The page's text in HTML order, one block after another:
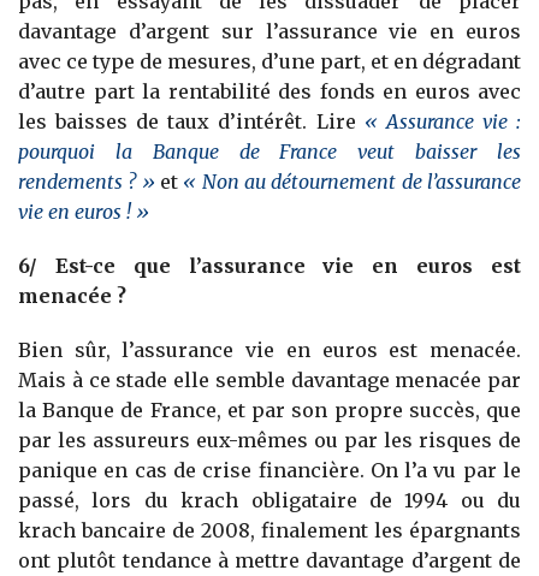
davantage d’argent sur l’assurance vie en euros
avec ce type de mesures, d’une part, et en dégradant
d’autre part la rentabilité des fonds en euros avec
les baisses de taux d’intérêt. Lire « Assurance vie :
pourquoi la Banque de France veut baisser les
rendements ? » et « Non au détournement de l’assurance
vie en euros !»
6/ Est-ce que l’assurance vie en euros est
menacée ?
Bien sûr, l’assurance vie en euros est menacée.
Mais à ce stade elle semble davantage menacée par
la Banque de France, et par son propre succès, que
par les assureurs eux-mêmes ou par les risques de
panique en cas de crise financière. On l’a vu par le
passé, lors du krach obligataire de 1994 ou du
krach bancaire de 2008, finalement les épargnants
ont plutôt tendance à mettre davantage d’argent de